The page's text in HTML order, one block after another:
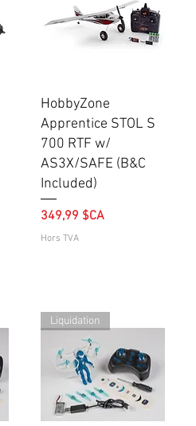
Aperçu rapide
HobbyZone
Apprentice STOL S
700 RTF w/
AS3X/SAFE (B&C
Included)
Prix
349,99 $CA
Hors TVA
Liquidation